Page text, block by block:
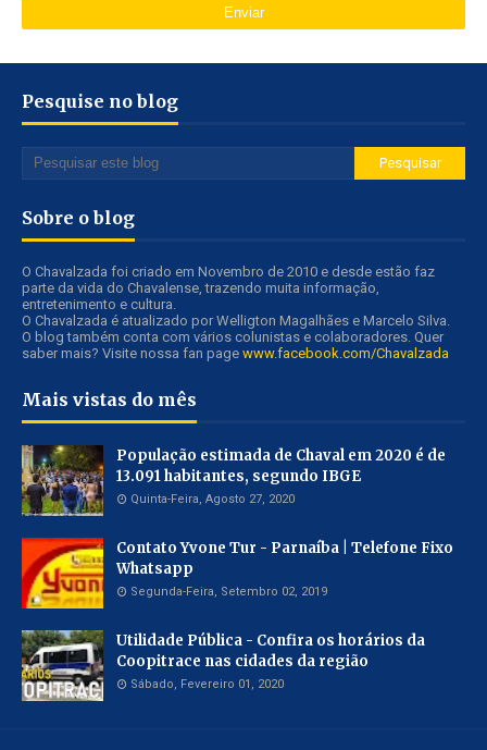
Pesquise no blog
Sobre o blog
O Chavalzada foi criado em Novembro de 2010 e desde estão faz
parte da vida do Chavalense, trazendo muita informação,
entretenimento e cultura.
O Chavalzada é atualizado por Welligton Magalhães e Marcelo Silva.
O blog também conta com vários colunistas e colaboradores. Quer
saber mais? Visite nossa fan page www.facebook.com/Chavalzada
Mais vistas do mês
População estimada de Chaval em 2020 é de
13.091 habitantes, segundo IBGE
Quinta-Feira, Agosto 27, 2020
Contato Yvone Tur - Parnaíba | Telefone Fixo
Whatsapp
Segunda-Feira, Setembro 02, 2019
Utilidade Pública - Confira os horários da
Coopitrace nas cidades da região
Sábado, Fevereiro 01, 2020